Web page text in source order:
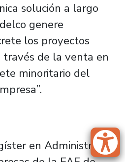
solución a largo
genere
los proyectos
de la venta en
minoritario del
en Administración